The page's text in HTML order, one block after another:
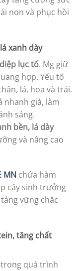
non và phục hồi
xanh dày
lục tố. Mg giữ
hợp. Yếu tố
lá, hoa và trái.
nhanh già, làm
sáng.
bền, lá dày
và nâng cao
MN chứa hàm
cây sinh trưởng
vững chắc
tăng chất
quá trình